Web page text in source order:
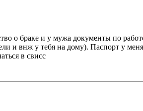
о браке и у мужа документы по
и внж у тебя на дому). Паспорт у
в свисс